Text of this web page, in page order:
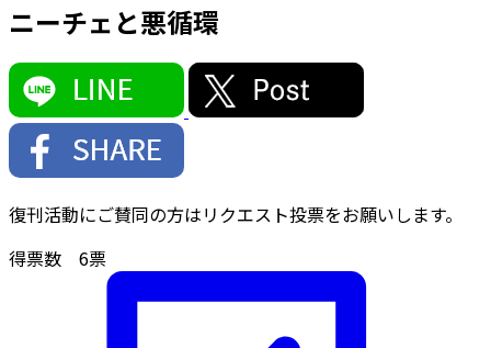
ニーチェと悪循環
復刊活動にご賛同の方はリクエスト投票をお願いします。
得票数 6票